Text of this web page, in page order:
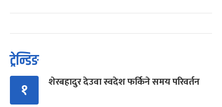
ट्रेन्डिङ
१ शेरबहादुर देउवा स्वदेश फर्किने समय परिवर्तन